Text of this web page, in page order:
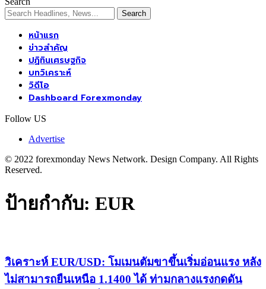
หน้าแรก
ข่าวสำคัญ
ปฏิทินเศรษฐกิจ
บทวิเคราะห์
วิดีโอ
Dashboard Forexmonday
Follow US
Advertise
© 2022 forexmonday News Network. Design Company. All Rights
Reserved.
ป้ายกำกับ: EUR
วิเคราะห์ EUR/USD: โมเมนตัมขาขึ้นเริ่มอ่อนแรง หลัง
ไม่สามารถยืนเหนือ 1.1400 ได้ ท่ามกลางแรงกดดัน